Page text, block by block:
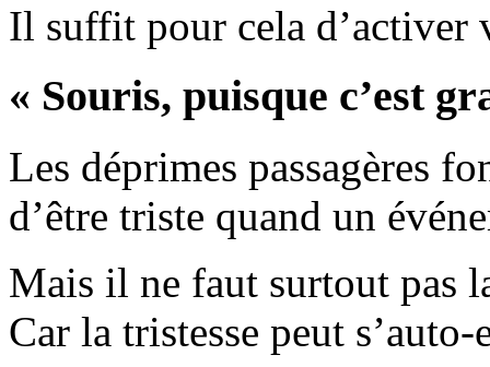
Il suffit pour cela d’activer
« Souris, puisque c’est
Les déprimes passagères
d’être triste quand un
Mais il ne faut surtout pas
Car la tristesse peut